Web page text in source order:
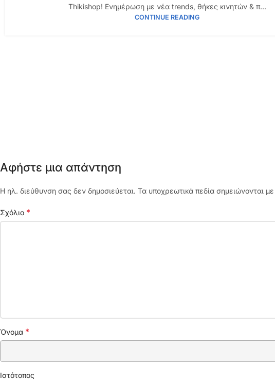
Thikishop! Ενημέρωση με νέα trends, θήκες κινητών & π...
CONTINUE READING
Αφήστε μια απάντηση
Η ηλ. διεύθυνση σας δεν δημοσιεύεται. Τα υποχρεωτικά πεδία σημειώνονται με
Σχόλιο *
Όνομα *
Ιστότοπος